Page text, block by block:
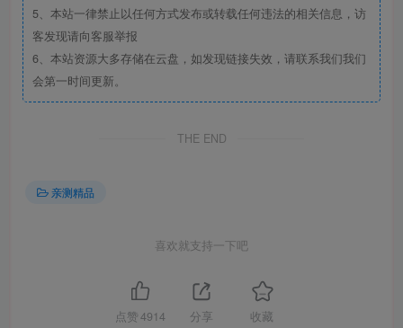
5、本站一律禁止以任何方式发布或转载任何违法的相关信息，访
客发现请向客服举报
6、本站资源大多存储在云盘，如发现链接失效，请联系我们我们
会第一时间更新。
THE END
亲测精品
喜欢就支持一下吧
点赞 4914 分享 收藏